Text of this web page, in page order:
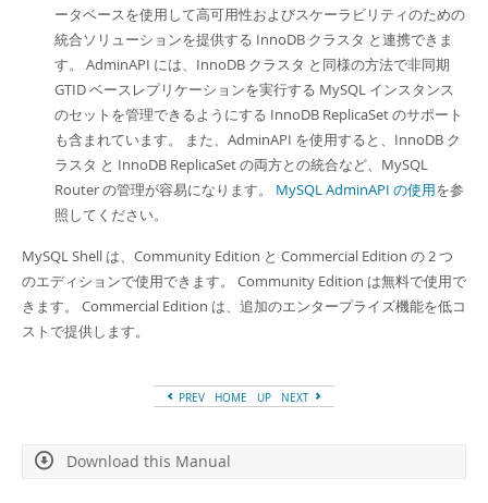
ータベースを使用して高可用性およびスケーラビリティのための
統合ソリューションを提供する InnoDB クラスタ と連携できま
す。 AdminAPI には、InnoDB クラスタ と同様の方法で非同期
GTID ベースレプリケーションを実行する MySQL インスタンス
のセットを管理できるようにする InnoDB ReplicaSet のサポート
も含まれています。 また、AdminAPI を使用すると、InnoDB ク
ラスタ と InnoDB ReplicaSet の両方との統合など、MySQL
Router の管理が容易になります。 MySQL AdminAPI の使用を参
照してください。
MySQL Shell は、Community Edition と Commercial Edition の 2 つ
のエディションで使用できます。 Community Edition は無料で使用で
きます。 Commercial Edition は、追加のエンタープライズ機能を低コ
ストで提供します。
PREV HOME UP NEXT
Download this Manual